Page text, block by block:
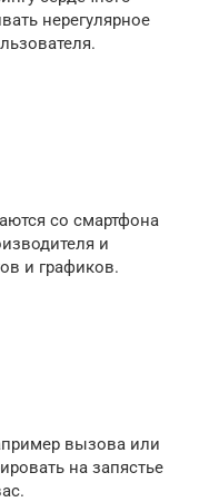
нерегулярное
со смартфона
и
и графиков.
вызова или
на запястье